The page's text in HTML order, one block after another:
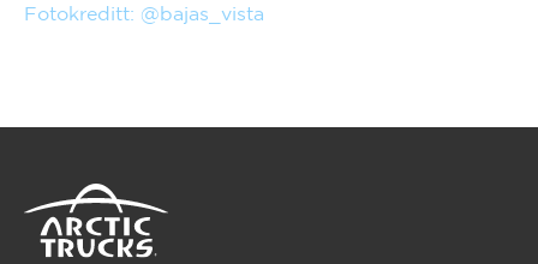
Fotokreditt: @bajas_vista